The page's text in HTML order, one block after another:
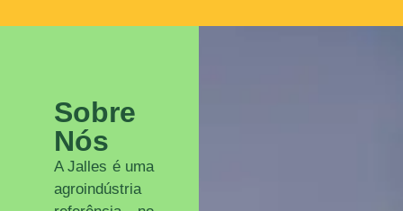
Sobre
Nós
A Jalles é uma
agroindústria